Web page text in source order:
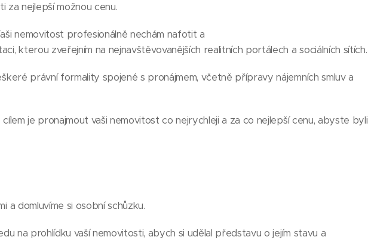
za nejlepší možnou cenu.
nemovitost profesionálně nechám nafotit a
kterou zveřejním na nejnavštěvovanějších realitních portálech a sociálních sítích.
právní formality spojené s pronájmem, včetně přípravy nájemních smluv a
cílem je pronajmout vaši nemovitost co nejrychleji a za co nejlepší cenu, abyste byli
a domluvíme si osobní schůzku.
na prohlídku vaší nemovitosti, abych si udělal představu o jejím stavu a